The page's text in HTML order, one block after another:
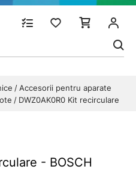
Accesorii pentru aparate
DWZ0AK0R0 Kit recirculare
- BOSCH